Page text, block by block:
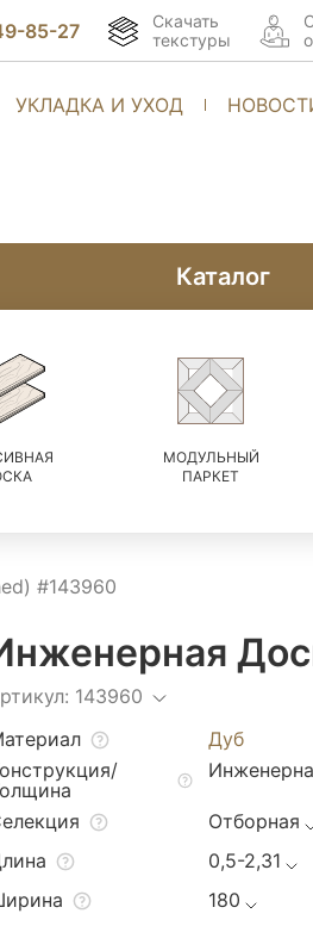
УКЛАДКА И УХОД
85-27
Скачать
текстуры
Каталог
МОДУЛЬНЫЙ
ПАРКЕТ
#143960
143960
Дуб
Отборная
0,5-2,31
180